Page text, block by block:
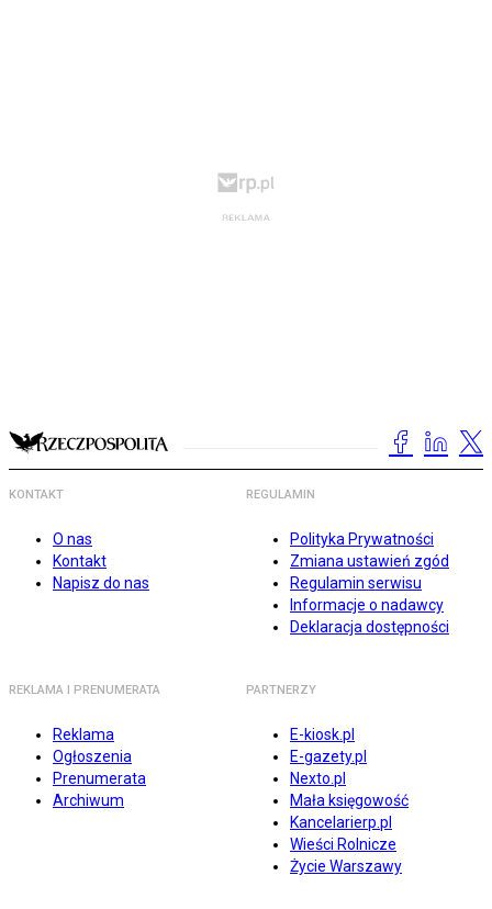
KONTAKT
O nas
Kontakt
Napisz do nas
REGULAMIN
Polityka Prywatności
Zmiana ustawień zgód
Regulamin serwisu
Informacje o nadawcy
Deklaracja dostępności
REKLAMA I PRENUMERATA
Reklama
Ogłoszenia
Prenumerata
Archiwum
PARTNERZY
E-kiosk.pl
E-gazety.pl
Nexto.pl
Mała księgowość
Kancelarierp.pl
Wieści Rolnicze
Życie Warszawy